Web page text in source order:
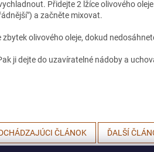
Přidejte 2 lžíce olivového
a začněte mixovat.
olivového oleje, dokud
ji dejte do uzavíratelné nádoby a
ČLÁNOK ĎALŠÍ